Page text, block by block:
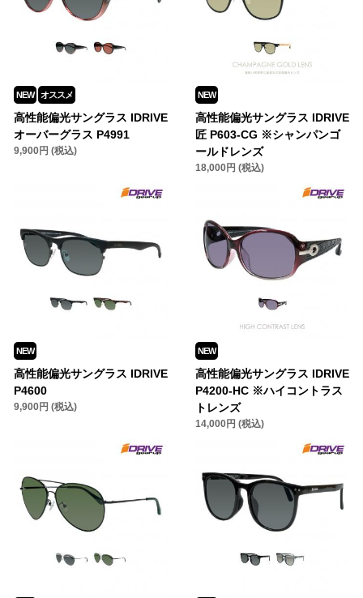
NEW オススメ
高性能偏光サングラス IDRIVE
オーバーグラス P4991
9,900円 (税込)
NEW
高性能偏光サングラス IDRIVE
匠 P603-CG ※シャンパンゴ
ールドレンズ
18,000円 (税込)
NEW
高性能偏光サングラス IDRIVE
P4600
9,900円 (税込)
NEW
高性能偏光サングラス IDRIVE
P4200-HC ※ハイコントラス
トレンズ
14,000円 (税込)